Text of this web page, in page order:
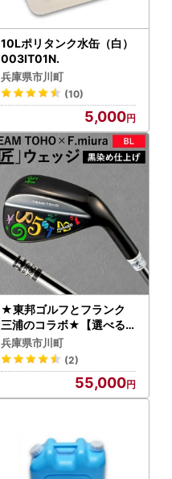
10Lポリタンク水缶（白）
003IT01N.
兵庫県市川町
(10)
5,000
★東邦ゴルフとフランク
三浦のコラボ★【選べる
ロフト角】TEAMTOHO×
F.miuraコラボ「匠」ロイ
ヤルウェッジ（カラフル）
兵庫県市川町
(2)
55,000